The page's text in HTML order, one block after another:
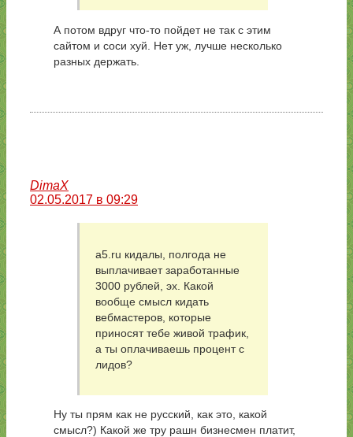
А потом вдруг что-то пойдет не так с этим
сайтом и соси хуй. Нет уж, лучше несколько
разных держать.
DimaX
02.05.2017 в 09:29
a5.ru кидалы, полгода не
выплачивает заработанные
3000 рублей, эх. Какой
вообще смысл кидать
вебмастеров, которые
приносят тебе живой трафик,
а ты оплачиваешь процент с
лидов?
Ну ты прям как не русский, как это, какой
смысл?) Какой же тру рашн бизнесмен платит,